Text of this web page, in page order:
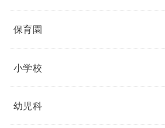
保育園
小学校
幼児科